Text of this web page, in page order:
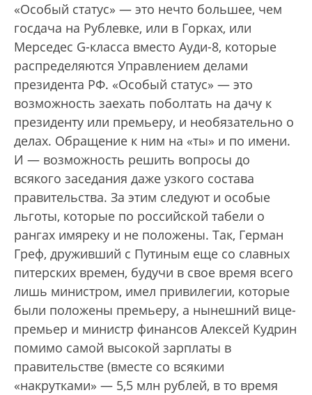
«Особый статус» — это нечто большее, чем
госдача на Рублевке, или в Горках, или
Мерседес G-класса вместо Ауди-8, которые
распределяются Управлением делами
президента РФ. «Особый статус» — это
возможность заехать поболтать на дачу к
президенту или премьеру, и необязательно о
делах. Обращение к ним на «ты» и по имени.
И — возможность решить вопросы до
всякого заседания даже узкого состава
правительства. За этим следуют и особые
льготы, которые по российской табели о
рангах имяреку и не положены. Так, Герман
Греф, друживший с Путиным еще со славных
питерских времен, будучи в свое время всего
лишь министром, имел привилегии, которые
были положены премьеру, а нынешний вице-
премьер и министр финансов Алексей Кудрин
помимо самой высокой зарплаты в
правительстве (вместе со всякими
«накрутками» — 5,5 млн рублей, в то время